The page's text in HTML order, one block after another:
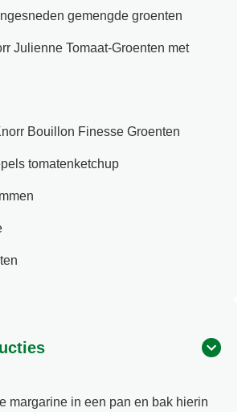
gemengde groenten
Julienne Tomaat-Groenten met
Bouillon Finesse Groenten
tomatenketchup
margarine in een pan en bak hierin